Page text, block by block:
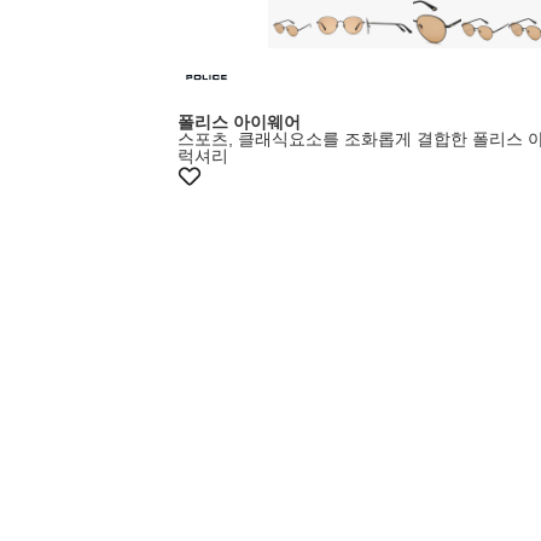
폴리스 아이웨어
스포츠, 클래식요소를 조화롭게 결합한 폴리스
럭셔리